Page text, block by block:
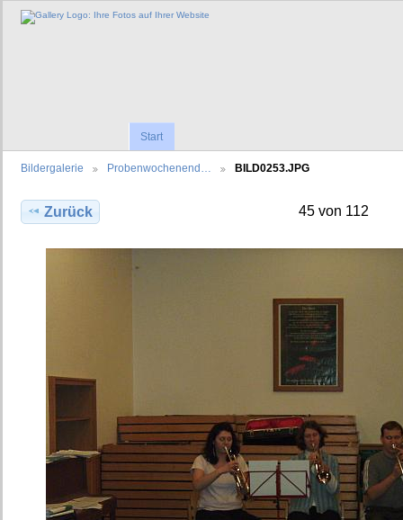
Start
Bildergalerie Probenwochenend… BILD0253.JPG
Zurück 45 von 112